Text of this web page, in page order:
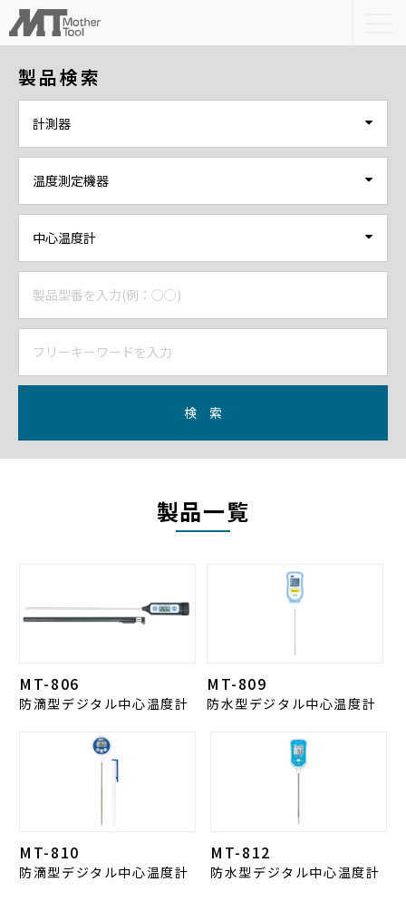
製品検索
検 索
製品一覧
MT-806
防滴型デジタル中心温度計
MT-809
防水型デジタル中心温度計
MT-810
防滴型デジタル中心温度計
MT-812
防水型デジタル中心温度計